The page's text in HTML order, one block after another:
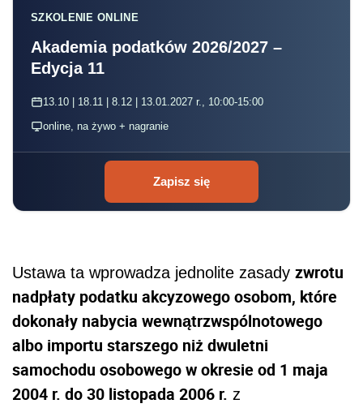
SZKOLENIE ONLINE
Akademia podatków 2026/2027 –
Edycja 11
13.10 | 18.11 | 8.12 | 13.01.2027 r., 10:00-15:00
online, na żywo + nagranie
Zapisz się
Ustawa ta wprowadza jednolite zasady zwrotu
nadpłaty podatku akcyzowego osobom, które
dokonały nabycia wewnątrzwspólnotowego
albo importu starszego niż dwuletni
samochodu osobowego w okresie od 1 maja
2004 r. do 30 listopada 2006 r. z